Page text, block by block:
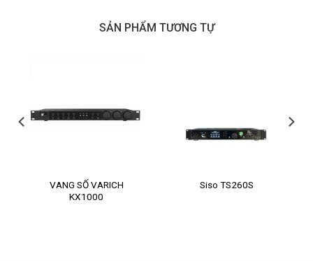
SẢN PHẨM TƯƠNG TỰ
VANG SỐ VARICH
KX1000
Siso TS260S